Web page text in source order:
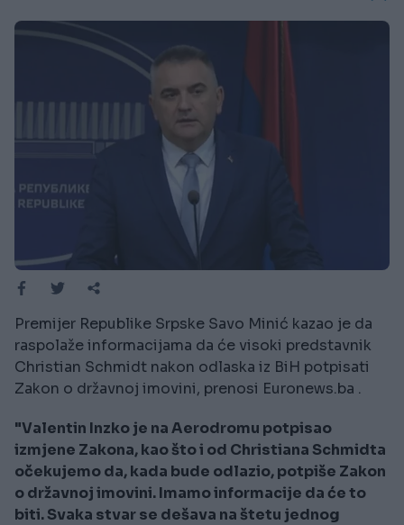
Premijer Republike Srpske Savo Minić kazao je da
raspolaže informacijama da će visoki predstavnik
Christian Schmidt nakon odlaska iz BiH potpisati
Zakon o državnoj imovini, prenosi Euronews.ba .
"Valentin Inzko je na Aerodromu potpisao
izmjene Zakona, kao što i od Christiana Schmidta
očekujemo da, kada bude odlazio, potpiše Zakon
o državnoj imovini. Imamo informacije da će to
biti. Svaka stvar se dešava na štetu jednog